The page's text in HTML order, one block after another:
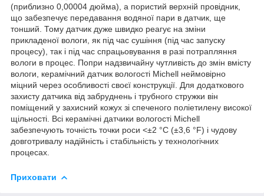
(приблизно 0,00004 дюйма), а пористий верхній провідник,
що забезпечує передавання водяної пари в датчик, ще
тонший. Тому датчик дуже швидко реагує на зміни
прикладеної вологи, як під час сушіння (під час запуску
процесу), так і під час спрацьовування в разі потрапляння
вологи в процес. Попри надзвичайну чутливість до змін вмісту
вологи, керамічний датчик вологості Michell неймовірно
міцний через особливості своєї конструкції. Для додаткового
захисту датчика від забруднень і трубного стружки він
поміщений у захисний кожух зі спеченого поліетилену високої
щільності. Всі керамічні датчики вологості Michell
забезпечують точність точки роси <±2 °C (±3,6 °F) і чудову
довготривалу надійність і стабільність у технологічних
процесах.
Приховати